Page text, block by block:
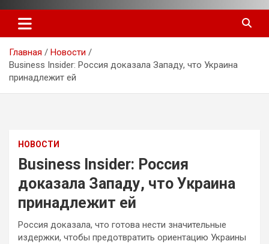
Главная
Новости
Business Insider: Россия доказала Западу, что Украина
принадлежит ей
НОВОСТИ
Business Insider: Россия
доказала Западу, что Украина
принадлежит ей
Россия доказала, что готова нести значительные
издержки, чтобы предотвратить ориентацию Украины